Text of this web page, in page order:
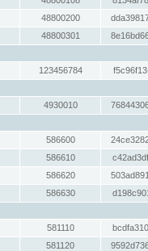
48800200
48800301
123456784
4930010
586600
586610
586620
586630
581110
581120